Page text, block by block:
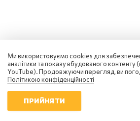
Ми використовуємо cookies для
аналітики та показу вбудованого контенту
YouTube). Продовжуючи перегляд, ви
Політикою конфіденційності
ПРИЙНЯТИ